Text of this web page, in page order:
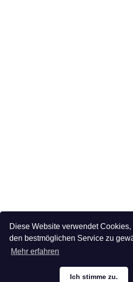
Diese Website verwendet Cookies,
den bestmöglichen Service zu
Mehr erfahren
Ich stimme zu.